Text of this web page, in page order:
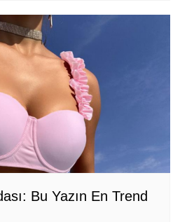
Bu Yazın En Trend